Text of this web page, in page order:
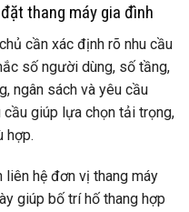
thang máy gia đình
cần xác định rõ nhu cầu
số người dùng, số tầng,
ngân sách và yêu cầu
giúp lựa chọn tải trọng,
hợp.
liên hệ đơn vị thang máy
giúp bố trí hố thang hợp